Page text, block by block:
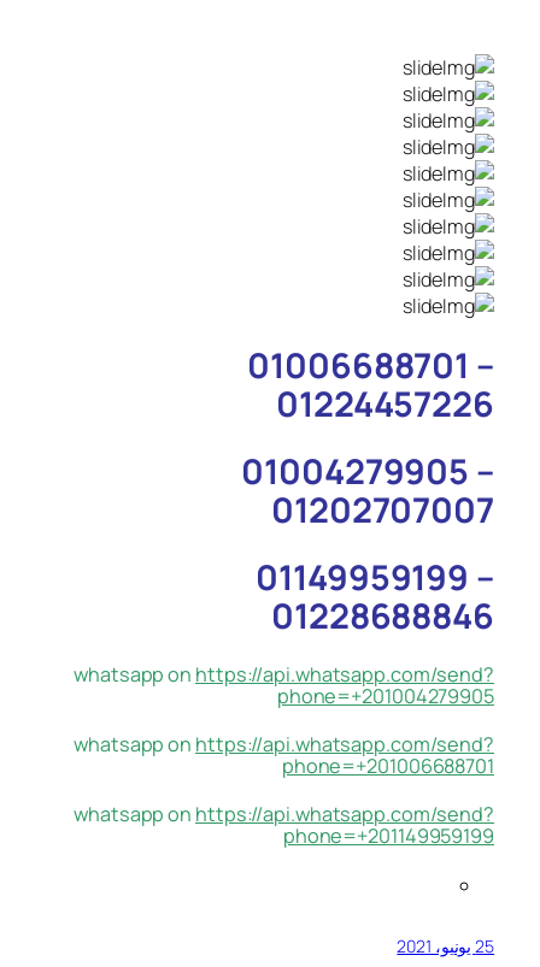
01006688701 –
01224457226
01004279905 –
01202707007
01149959199 –
01228688846
whatsapp on https://api.whatsapp.com/send?
phone=+201004279905
whatsapp on https://api.whatsapp.com/send?
phone=+201006688701
whatsapp on https://api.whatsapp.com/send?
phone=+201149959199
25 يونيو، 2021